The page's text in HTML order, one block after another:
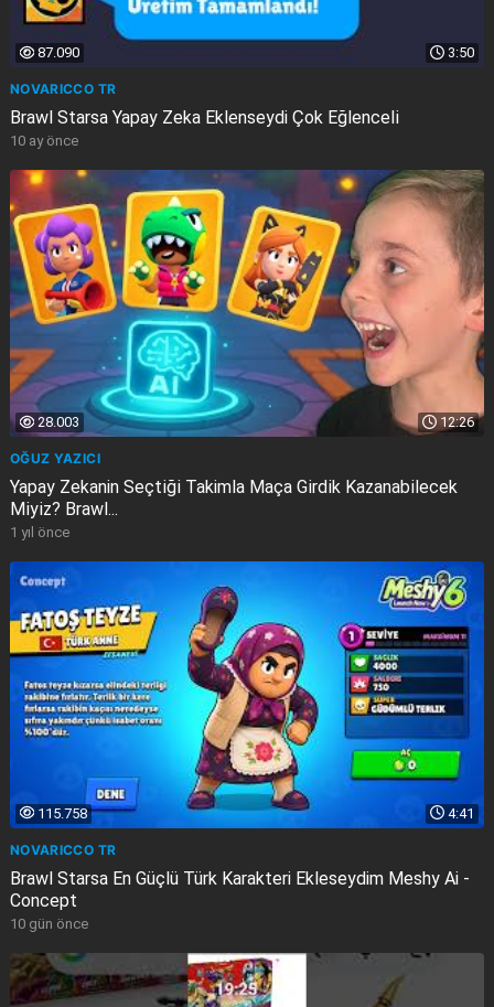
3:50
87.090
NOVARICCO TR
Brawl Starsa Yapay Zeka Eklenseydi Çok Eğlenceli̇
10 ay önce
12:26
28.003
OĞUZ YAZICI
Yapay Zekanin Seçti̇ği̇ Takimla Maça Gi̇rdi̇k Kazanabi̇lecek
Mi̇yi̇z? Brawl...
1 yıl önce
4:41
115.758
NOVARICCO TR
Brawl Starsa En Güçlü Türk Karakteri Ekleseydim Meshy Ai -
Concept
10 gün önce